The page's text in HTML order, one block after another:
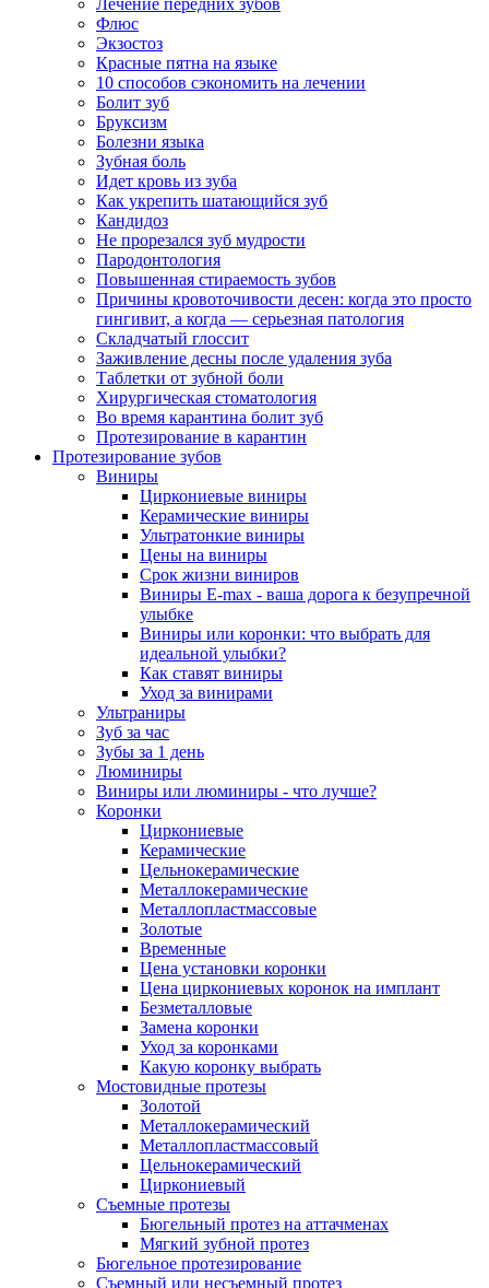
Лечение передних зубов
Флюс
Экзостоз
Красные пятна на языке
10 способов сэкономить на лечении
Болит зуб
Бруксизм
Болезни языка
Зубная боль
Идет кровь из зуба
Как укрепить шатающийся зуб
Кандидоз
Не прорезался зуб мудрости
Пародонтология
Повышенная стираемость зубов
Причины кровоточивости десен: когда это просто
гингивит, а когда — серьезная патология
Складчатый глоссит
Заживление десны после удаления зуба
Таблетки от зубной боли
Хирургическая стоматология
Во время карантина болит зуб
Протезирование в карантин
Протезирование зубов
Виниры
Циркониевые виниры
Керамические виниры
Ультратонкие виниры
Цены на виниры
Срок жизни виниров
Виниры E-max - ваша дорога к безупречной
улыбке
Виниры или коронки: что выбрать для
идеальной улыбки?
Как ставят виниры
Уход за винирами
Ультраниры
Зуб за час
Зубы за 1 день
Люминиры
Виниры или люминиры - что лучше?
Коронки
Циркониевые
Керамические
Цельнокерамические
Металлокерамические
Металлопластмассовые
Золотые
Временные
Цена установки коронки
Цена циркониевых коронок на имплант
Безметалловые
Замена коронки
Уход за коронками
Какую коронку выбрать
Мостовидные протезы
Золотой
Металлокерамический
Металлопластмассовый
Цельнокерамический
Циркониевый
Съемные протезы
Бюгельный протез на аттачменах
Мягкий зубной протез
Бюгельное протезирование
Съемный или несъемный протез